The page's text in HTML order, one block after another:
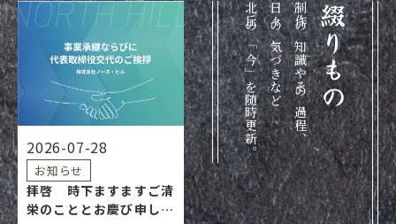
綴りもの
制作の知識やその過程、
日々の気づきなど
北丘の「今」を随時更新。
2026-07-28
お知らせ
拝啓 時下ますますご清
栄のこととお慶び申し上